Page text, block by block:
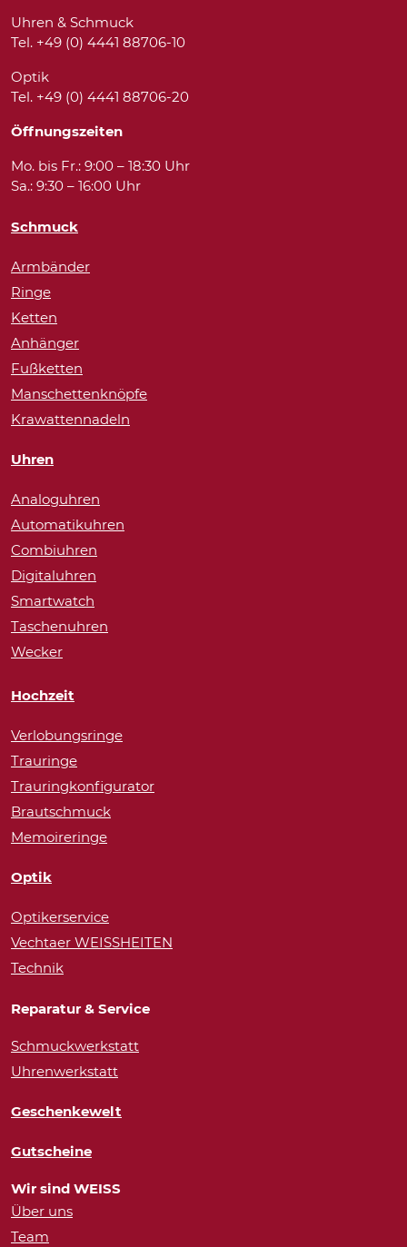
Uhren & Schmuck
Tel. +49 (0) 4441 88706-10
Optik
Tel. +49 (0) 4441 88706-20
Öffnungszeiten
Mo. bis Fr.: 9:00 – 18:30 Uhr
Sa.: 9:30 – 16:00 Uhr
Schmuck
Armbänder
Ringe
Ketten
Anhänger
Fußketten
Manschettenknöpfe
Krawattennadeln
Uhren
Analoguhren
Automatikuhren
Combiuhren
Digitaluhren
Smartwatch
Taschenuhren
Wecker
Hochzeit
Verlobungsringe
Trauringe
Trauringkonfigurator
Brautschmuck
Memoireringe
Optik
Optikerservice
Vechtaer WEISSHEITEN
Technik
Reparatur & Service
Schmuckwerkstatt
Uhrenwerkstatt
Geschenkewelt
Gutscheine
Wir sind WEISS
Über uns
Team